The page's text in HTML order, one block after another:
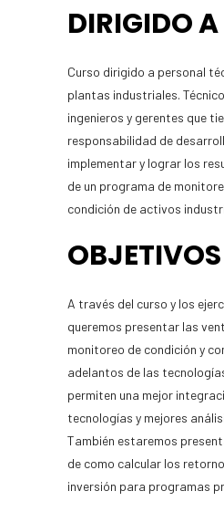
DIRIGIDO A
Curso dirigido a personal
plantas industriales.
ingenieros y gerentes que
responsabilidad de
implementar y lograr los
de un programa de
condición de activos
OBJETIVOS
A través del curso y los
queremos presentar las
monitoreo de condición y
adelantos de las
permiten una mejor
tecnologías y mejores
También estaremos
de como calcular los
inversión para programas